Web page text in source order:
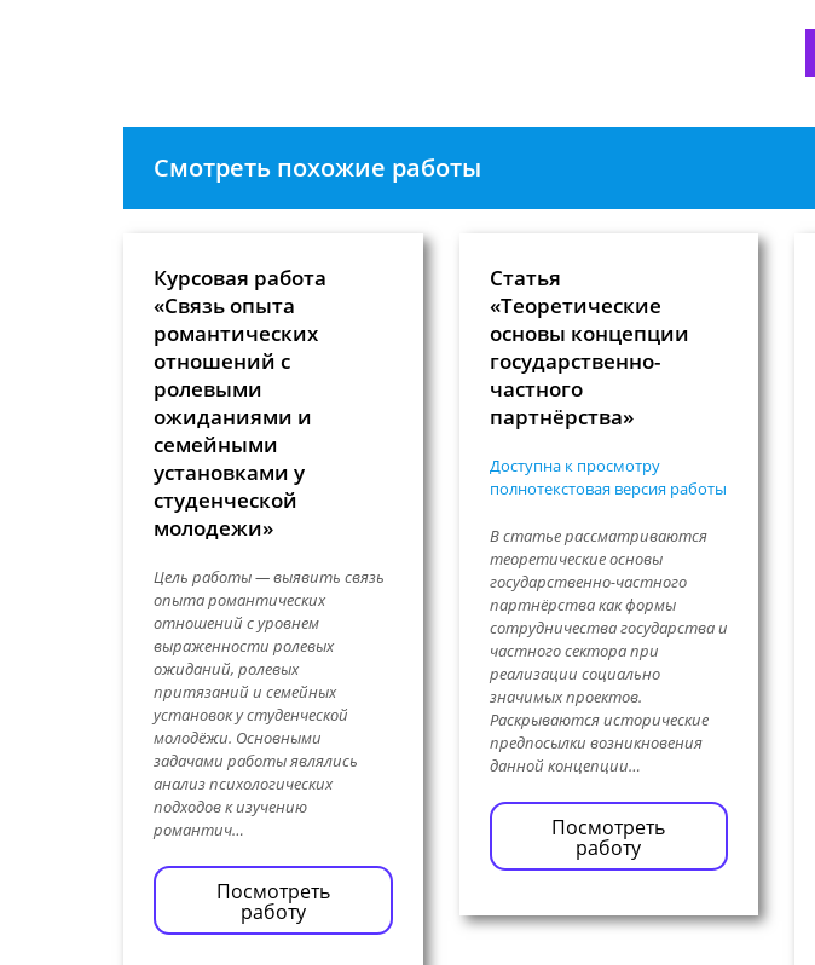
Смотреть похожие работы
Курсовая работа
«Связь опыта
романтических
отношений с
ролевыми
ожиданиями и
семейными
установками у
студенческой
молодежи»
Цель работы — выявить связь
опыта романтических
отношений с уровнем
выраженности ролевых
ожиданий, ролевых
притязаний и семейных
установок у студенческой
молодёжи. Основными
задачами работы являлись
анализ психологических
подходов к изучению
романтич…
Посмотреть
работу
Статья
«Теоретические
основы концепции
государственно-
частного
партнёрства»
Доступна к просмотру
полнотекстовая версия работы
В статье рассматриваются
теоретические основы
государственно-частного
партнёрства как формы
сотрудничества государства и
частного сектора при
реализации социально
значимых проектов.
Раскрываются исторические
предпосылки возникновения
данной концепции…
Посмотреть
работу